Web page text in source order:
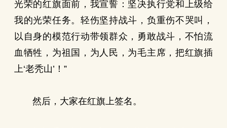
光荣的红旗面前，我宣誓：坚决执行党和上级给
我的光荣任务。轻伤坚持战斗，负重伤不哭叫，
以自身的模范行动带领群众，勇敢战斗，不怕流
血牺牲，为祖国，为人民，为毛主席，把红旗插
上‘老秃山’！”
然后，大家在红旗上签名。